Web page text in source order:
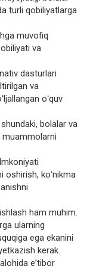
turli qobiliyatlarga
muvofiq
va
dasturlari
va
oʻquv
bolalar va
muammolarni
oshirish, koʻnikma
ham muhim.
ularning
ega ekanini
kerak.
eʼtibor